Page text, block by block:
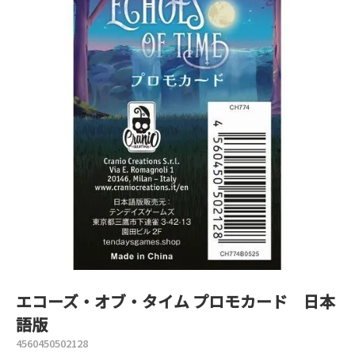
エコーズ・オブ・タイム プロモカード 日本
語版
4560450502128